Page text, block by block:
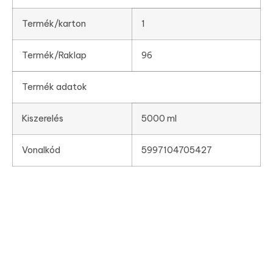
Termék/karton 1
Termék/Raklap 96
Termék adatok
Kiszerelés 5000 ml
Vonalkód 5997104705427